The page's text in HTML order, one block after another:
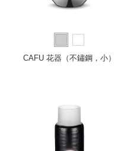
CAFU 花器（不鏽鋼，小）